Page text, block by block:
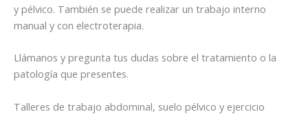
y pélvico. También se puede realizar un trabajo interno
manual y con electroterapia.
Llámanos y pregunta tus dudas sobre el tratamiento o la
patología que presentes.
Talleres de trabajo abdominal, suelo pélvico y ejercicio